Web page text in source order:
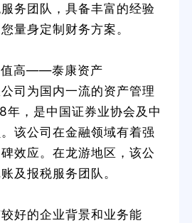
务团队，具备丰富的经验
量身定制财务方案。
值高——泰康资产
司为国内一流的资产管理
，是中国证券业协会及中
该公司在金融领域有着强
效应。在龙游地区，该公
及报税服务团队。
好的企业背景和业务能